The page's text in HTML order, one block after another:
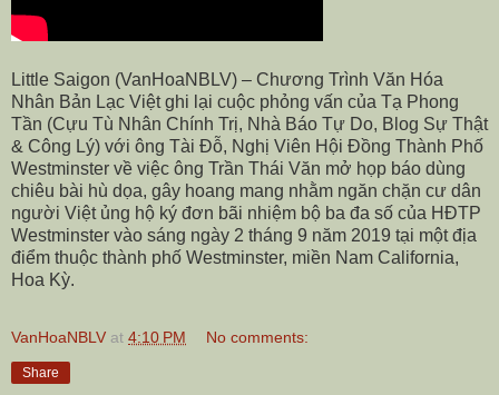
Little Saigon (VanHoaNBLV) – Chương Trình Văn Hóa
Nhân Bản Lạc Việt ghi lại cuộc phỏng vấn của Tạ Phong
Tần (Cựu Tù Nhân Chính Trị, Nhà Báo Tự Do, Blog Sự Thật
& Công Lý) với ông Tài Đỗ, Nghị Viên Hội Đồng Thành Phố
Westminster về việc ông Trần Thái Văn mở họp báo dùng
chiêu bài hù dọa, gây hoang mang nhằm ngăn chặn cư dân
người Việt ủng hộ ký đơn bãi nhiệm bộ ba đa số của HĐTP
Westminster vào sáng ngày 2 tháng 9 năm 2019 tại một địa
điểm thuộc thành phố Westminster, miền Nam California,
Hoa Kỳ.
VanHoaNBLV at 4:10 PM No comments:
Share